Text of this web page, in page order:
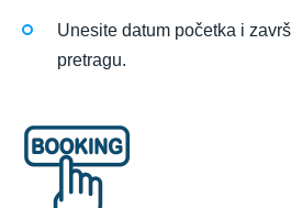
Unesite datum početka i
pretragu.